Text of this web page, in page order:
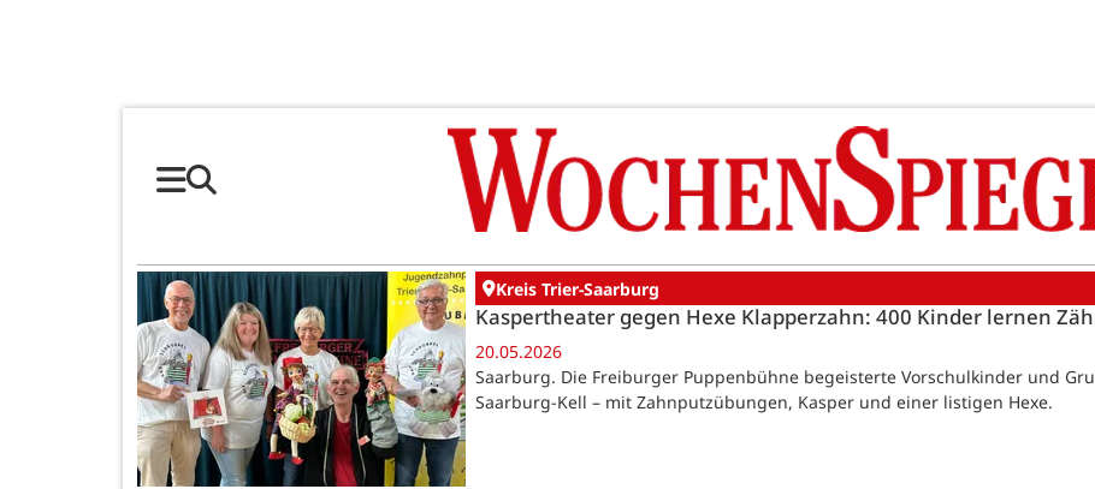
Kreis Trier-Saarburg
Kaspertheater gegen Hexe Klapperzahn: 400 Kinder lernen
20.05.2026
Saarburg. Die Freiburger Puppenbühne begeisterte Vorschulkinder und
Saarburg-Kell – mit Zahnputzübungen, Kasper und einer listigen Hexe.